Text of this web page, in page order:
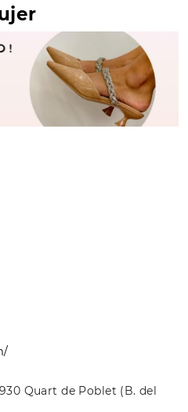
Quart de Poblet (B. del